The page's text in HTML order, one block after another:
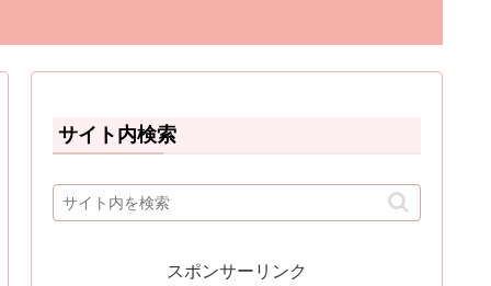
サイト内検索
スポンサーリンク